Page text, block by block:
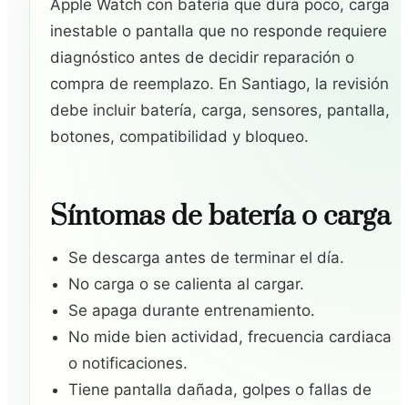
Apple Watch con batería que dura poco, carga
inestable o pantalla que no responde requiere
diagnóstico antes de decidir reparación o
compra de reemplazo. En Santiago, la revisión
debe incluir batería, carga, sensores, pantalla,
botones, compatibilidad y bloqueo.
Síntomas de batería o carga
Se descarga antes de terminar el día.
No carga o se calienta al cargar.
Se apaga durante entrenamiento.
No mide bien actividad, frecuencia cardiaca
o notificaciones.
Tiene pantalla dañada, golpes o fallas de